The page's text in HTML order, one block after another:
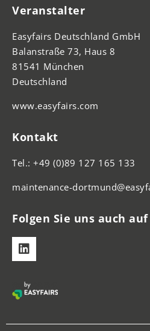
Veranstalter
Easyfairs Deutschland GmbH
Balanstraße 73, Haus 8
81541 München
Deutschland
www.easyfairs.com
Kontakt
Tel.: +49 (0)89 127 165 133
maintenance-
Folgen Sie uns auch